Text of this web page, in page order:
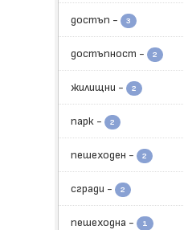
достъп - 3
достъпност - 2
жилищни - 2
парк - 2
пешеходен - 2
сгради - 2
пешеходна - 1